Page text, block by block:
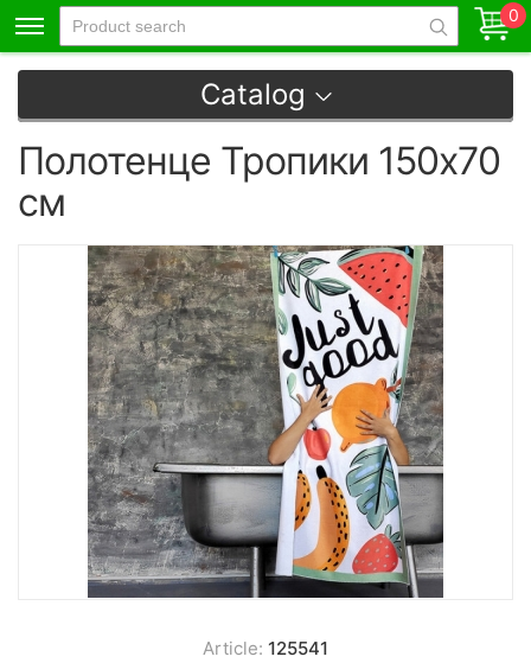
0
Catalog
Полотенце Тропики 150х70
см
Article: 125541